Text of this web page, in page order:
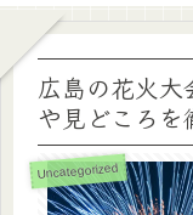
広島の花火
や見どころを
Uncategorized